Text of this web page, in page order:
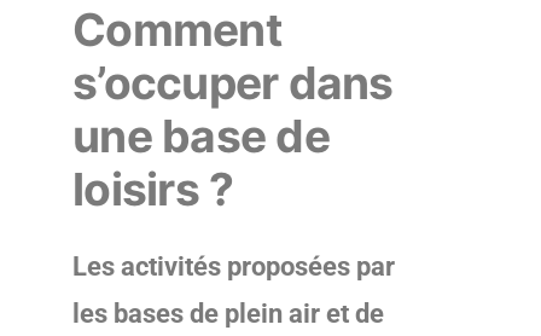
Comment
s’occuper dans
une base de
loisirs ?
Les activités proposées par
les bases de plein air et de